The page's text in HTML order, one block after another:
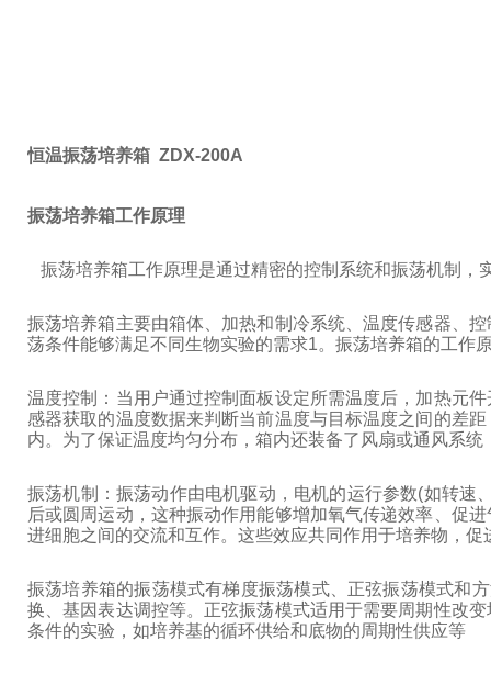
恒温振荡培养箱 ZDX-200A
振荡培养箱工作原理
振荡培养箱工作原理是通过精密的控制系统和振荡机制，
振荡培养箱主要由箱体、加热和制冷系统、温度传感器、
荡条件能够满足不同生物实验的需求1。振荡培养箱的工作
温度控制：当用户通过控制面板设定所需温度后，加热元
感器获取的温度数据来判断当前温度与目标温度之间的差
内。为了保证温度均匀分布，箱内还装备了风扇或通风系
振荡机制：振荡动作由电机驱动，电机的运行参数(如转速
后或圆周运动，这种振动作用能够增加氧气传递效率、促
进细胞之间的交流和互作。这些效应共同作用于培养物，
振荡培养箱的振荡模式有梯度振荡模式、正弦振荡模式和
换、基因表达调控等。正弦振荡模式适用于需要周期性改
条件的实验，如培养基的循环供给和底物的周期性供应等